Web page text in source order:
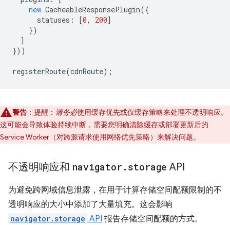
new CacheableResponsePlugin({
statuses : [0, 200]
})
]
}))
registerRoute(cdnRoute);
警告 ：提醒： 请务必使用缓存优先或仅缓存策略来处理不透明响应。
这可能会导致体验持续中断，需要您明确清除缓存或部署更新后的
Service Worker（对跨源请求使用网络优先策略）来解决问题。
不透明响应和 navigator . storage API
为避免跨网域信息泄露，在用于计算存储空间配额限制的不
透明响应的大小中添加了大量填充。这会影响
navigator.storage API 报告存储空间配额的方式。